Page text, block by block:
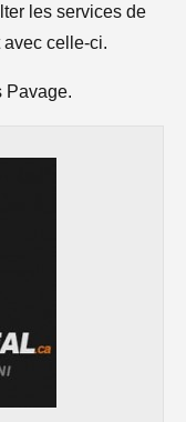
les services de
avec celle-ci.
Pavage.